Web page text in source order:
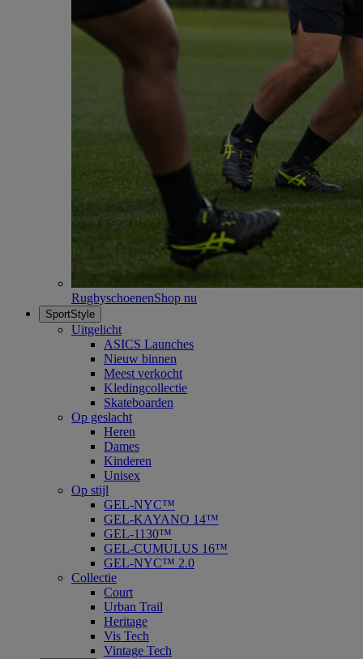
RugbyschoenenShop nu
SportStyle
Uitgelicht
ASICS Launches
Nieuw binnen
Meest verkocht
Kledingcollectie
Skateboarden
Op geslacht
Heren
Dames
Kinderen
Unisex
Op stijl
GEL-NYC™
GEL-KAYANO 14™
GEL-1130™
GEL-CUMULUS 16™
GEL-NYC™ 2.0
Collectie
Court
Urban Trail
Heritage
Vis Tech
Vintage Tech